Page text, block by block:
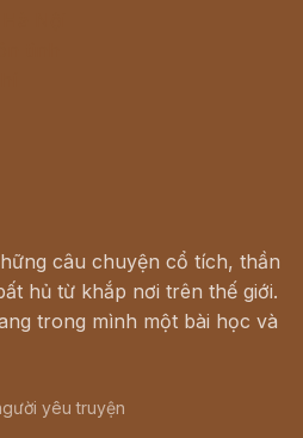
câu chuyện cổ tích, thần
hủ từ khắp nơi trên thế giới.
trong mình một bài học và
yêu truyện